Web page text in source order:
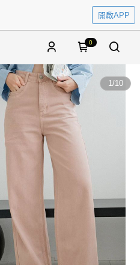
開啟APP
0
1/10